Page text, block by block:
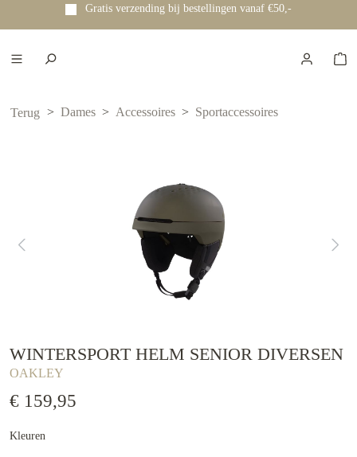
hoofdinhoud
Gratis verzending bij bestellingen vanaf €50,-
Terug Dames Accessoires Sportaccessoires
WINTERSPORT HELM SENIOR DIVERSEN
OAKLEY
€ 159,95
Kleuren